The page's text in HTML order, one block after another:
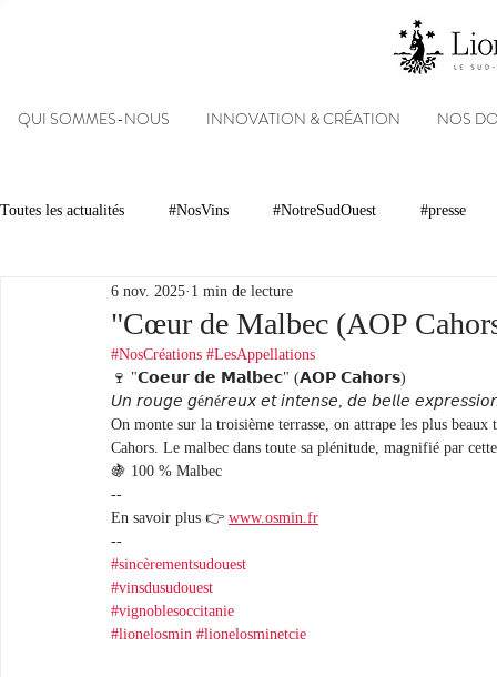
QUI SOMMES-NOUS INNOVATION & CRÉATION NOS
Toutes les actualités #NosVins #NotreSudOuest #presse
Chambre d’Amour Vins Armagnacs
Dégustations Evénements Réseaux sociaux
#NosDomaines
"Cœur de Malbec (AOP
6 nov. 2025 1 min de lecture
#NosCréations #LesAppellations
🍷 "𝗖𝗼𝗲𝘂𝗿 𝗱𝗲 𝗠𝗮𝗹𝗯𝗲𝗰" (𝗔𝗢𝗣 𝗖𝗮𝗵𝗼𝗿𝘀)
𝘜𝘯 𝘳𝘰𝘶𝘨𝘦 𝘨é𝘯é𝘳𝘦𝘶𝘹 𝘦𝘵 𝘪𝘯𝘵𝘦𝘯𝘴𝘦, 𝘥𝘦 𝘣𝘦𝘭𝘭𝘦 𝘦𝘹𝘱𝘳𝘦𝘴𝘴𝘪𝘰𝘯
On monte sur la troisième terrasse, on attrape les plus
Cahors. Le malbec dans toute sa plénitude, magnifié par
🍇 100 % Malbec
--
En savoir plus 👉 www.osmin.fr
--
#sincèrementsudouest
#vinsdusudouest
#vignoblesoccitanie
#lionelosmin #lionelosminetcie